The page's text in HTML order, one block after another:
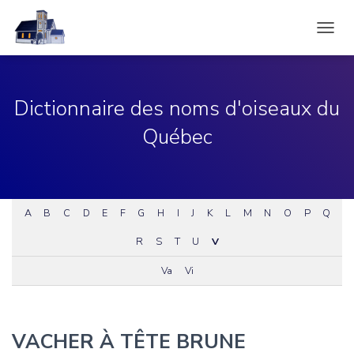
LA
Dictionnaire des noms d'oiseaux du
Québec
A B C D E F G H I J K L M N O P Q
R S T U V
Va Vi
VACHER À TÊTE BRUNE